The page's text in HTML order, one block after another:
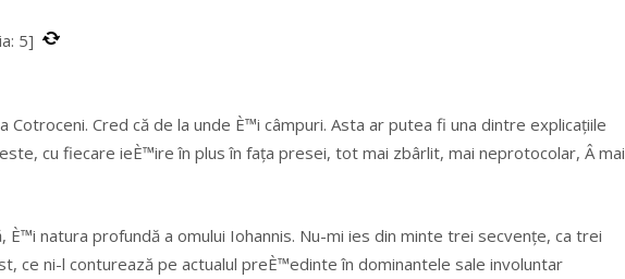
5]
Cred că de la unde È™i câmpuri. Asta ar putea fi una dintre explicațiile
cu fiecare ieÈ™ire în plus în fața presei, tot mai zbârlit, mai neprotocolar, Â mai
È™i natura profundă a omului Iohannis. Nu-mi ies din minte trei secvențe, ca trei
ce ni-l conturează pe actualul preÈ™edinte în dominantele sale involuntar